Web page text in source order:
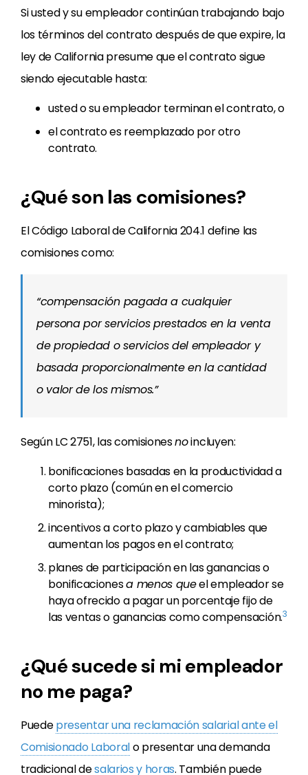
Si usted y su empleador continúan trabajando bajo
los términos del contrato después de que expire, la
ley de California presume que el contrato sigue
siendo ejecutable hasta:
usted o su empleador terminan el contrato, o
el contrato es reemplazado por otro
contrato.
¿Qué son las comisiones?
El Código Laboral de California 204.1 define las
comisiones como:
“compensación pagada a cualquier
persona por servicios prestados en la venta
de propiedad o servicios del empleador y
basada proporcionalmente en la cantidad
o valor de los mismos.”
Según LC 2751, las comisionesnoincluyen:
bonificaciones basadas en la productividad a
corto plazo (común en el comercio
minorista);
incentivos a corto plazo y cambiables que
aumentan los pagos en el contrato;
planes de participación en las ganancias o
bonificacionesa menos queel empleador se
haya ofrecido a pagar un porcentaje fijo de
las ventas o ganancias como compensación.3
¿Qué sucede si mi empleador
no me paga?
Puedepresentar una reclamación salarial ante el
Comisionado Laboralo presentar una demanda
tradicional desalarios y horas. También puede